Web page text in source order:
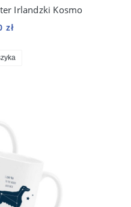
Irlandzki Kosmo
zł